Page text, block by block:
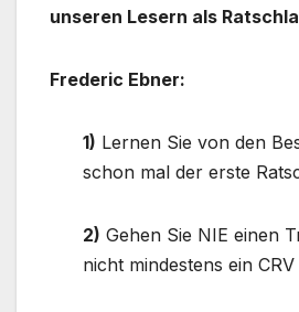
unseren Lesern als
Frederic Ebner:
1) Lernen Sie von den
schon mal der erste
2) Gehen Sie NIE einen
nicht mindestens ein